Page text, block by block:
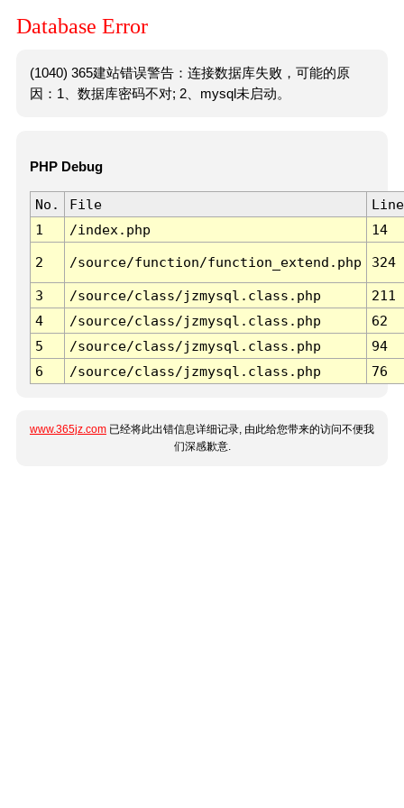
Database Error
(1040) 365建站错误警告：连接数据库失败，可能的原
因：1、数据库密码不对; 2、mysql未启动。
PHP Debug
No. File
Line
1
/index.php 14
2 /source/function/function_extend.php 324
3 /source/class/jzmysql.class.php
211
4
/source/class/jzmysql.class.php
62
5
/source/class/jzmysql.class.php
94
6
/source/class/jzmysql.class.php 76
www.365jz.com 已经将此出错信息详细记录, 由此给您带来的访问不便我
们深感歉意.